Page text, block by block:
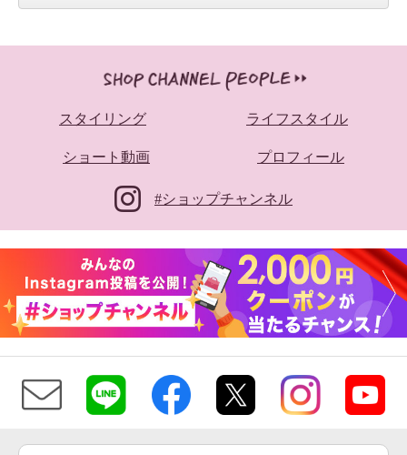
スタイリング ライフスタイル
ショート動画 プロフィール
#ショップチャンネル